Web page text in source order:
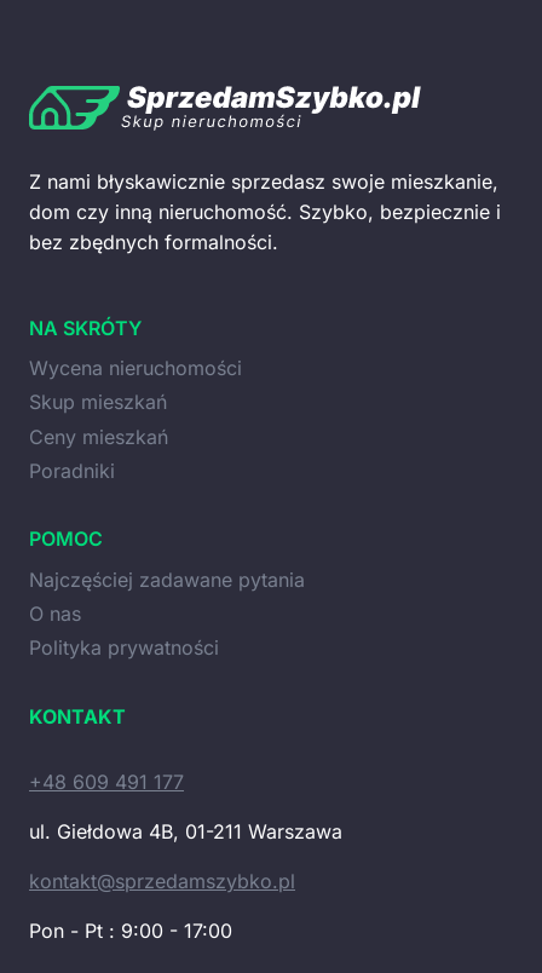
Z nami błyskawicznie sprzedasz swoje mieszkanie,
dom czy inną nieruchomość. Szybko, bezpiecznie i
bez zbędnych formalności.
NA SKRÓTY
Wycena nieruchomości
Skup mieszkań
Ceny mieszkań
Poradniki
POMOC
Najczęściej zadawane pytania
O nas
Polityka prywatności
KONTAKT
+48 609 491 177
ul. Giełdowa 4B, 01-211 Warszawa
kontakt@sprzedamszybko.pl
Pon - Pt : 9:00 - 17:00